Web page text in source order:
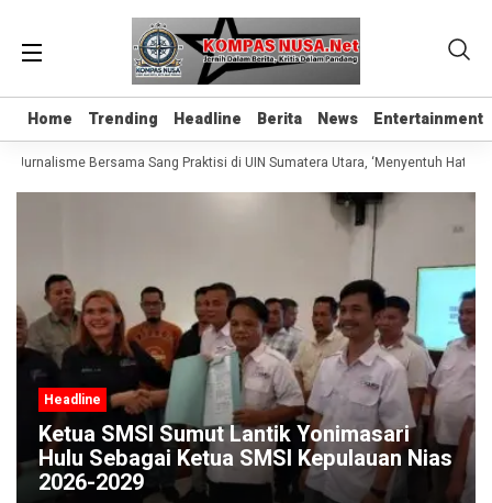
Home Trending Headline Berita News Entertainment
Home Trending Headline Berita News Entertainment
Jurnalisme Bersama Sang Praktisi di UIN Sumatera Utara, ‘Menyentuh Hati
Headline
Ketua SMSI Sumut Lantik Yonimasari
Hulu Sebagai Ketua SMSI Kepulauan Nias
2026-2029